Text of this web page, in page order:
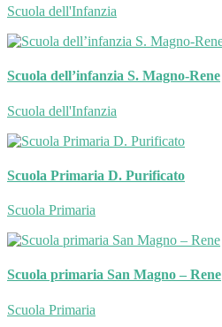
Scuola dell'Infanzia
Scuola dell’infanzia S. Magno-Rene
Scuola dell'Infanzia
Scuola Primaria D. Purificato
Scuola Primaria
Scuola primaria San Magno – Rene
Scuola Primaria